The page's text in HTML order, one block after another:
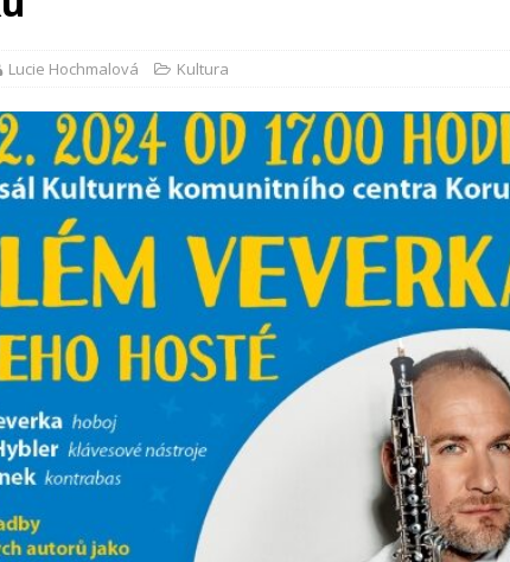
Lucie Hochmalová Kultura